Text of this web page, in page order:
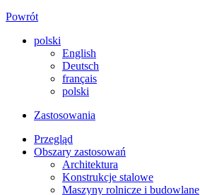
Powrót
polski
English
Deutsch
français
polski
Zastosowania
Przegląd
Obszary zastosowań
Architektura
Konstrukcje stalowe
Maszyny rolnicze i budowlane